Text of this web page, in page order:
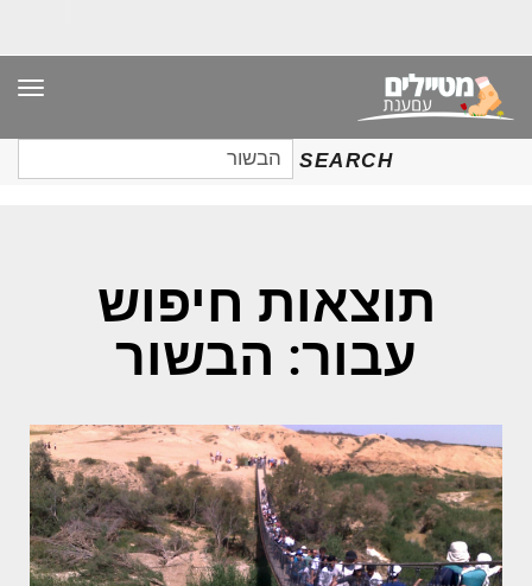
SEARCH
חיפוש
עבור:
תוצאות חיפוש
עבור: הבשור